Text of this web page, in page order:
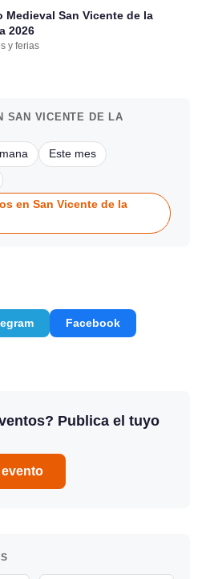
Medieval San Vicente de la
2026
y ferias
SAN VICENTE DE LA
Este mes
en San Vicente de la
Facebook
Publica el tuyo